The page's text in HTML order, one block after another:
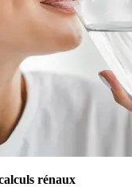
rénaux